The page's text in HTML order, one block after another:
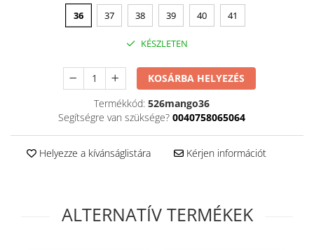
TÉLI GYAPJÚ PAPUCSOK - női és
KIVEHETŐ TALPBETÉTES KLUMPA
BÜTYKÖS LÁBRA VALÓ PAPUCS
MUNKAVÉDELMI TANUSÍTVÁNNYAL
rendelkező termék
36 37 38 39 40 41
KÉSZLETEN
KOSÁRBA HELYEZÉS
Termékkód: 526mango36
Segítségre van szüksége? 0040758065064
Helyezze a kívánságlistára Kérjen információt
ALTERNATÍV TERMÉKEK